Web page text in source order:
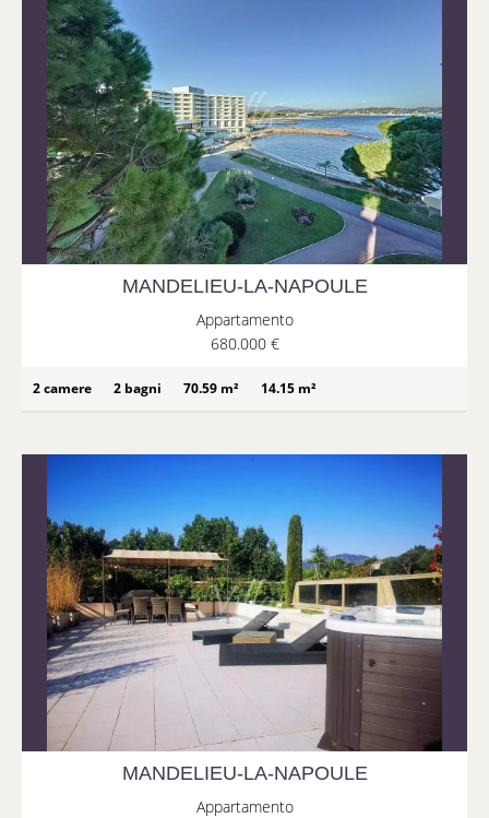
MANDELIEU-LA-NAPOULE
Appartamento
680.000 €
2 camere 2 bagni 70.59 m² 14.15 m²
MANDELIEU-LA-NAPOULE
Appartamento